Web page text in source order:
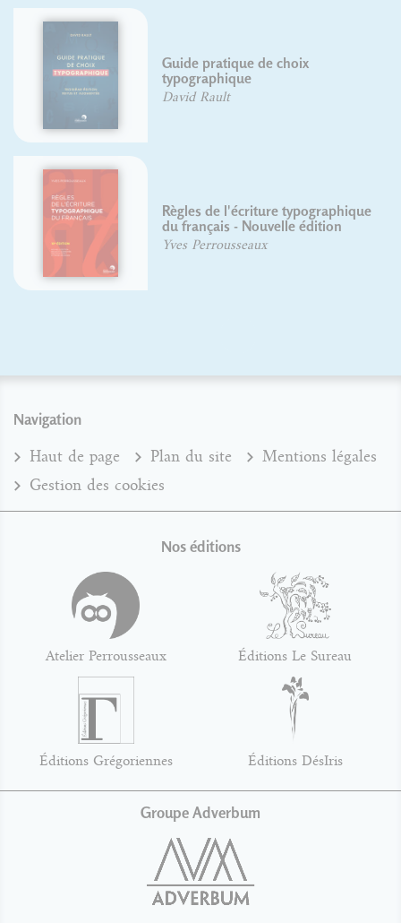
Guide pratique de choix
typographique
David Rault
Règles de l'écriture typographique
du français - Nouvelle édition
Yves Perrousseaux
Navigation
Haut de page Plan du site
Mentions légales
Gestion des cookies
Nos éditions
Atelier Perrousseaux Éditions Le Sureau
Éditions Grégoriennes Éditions DésIris
Groupe Adverbum